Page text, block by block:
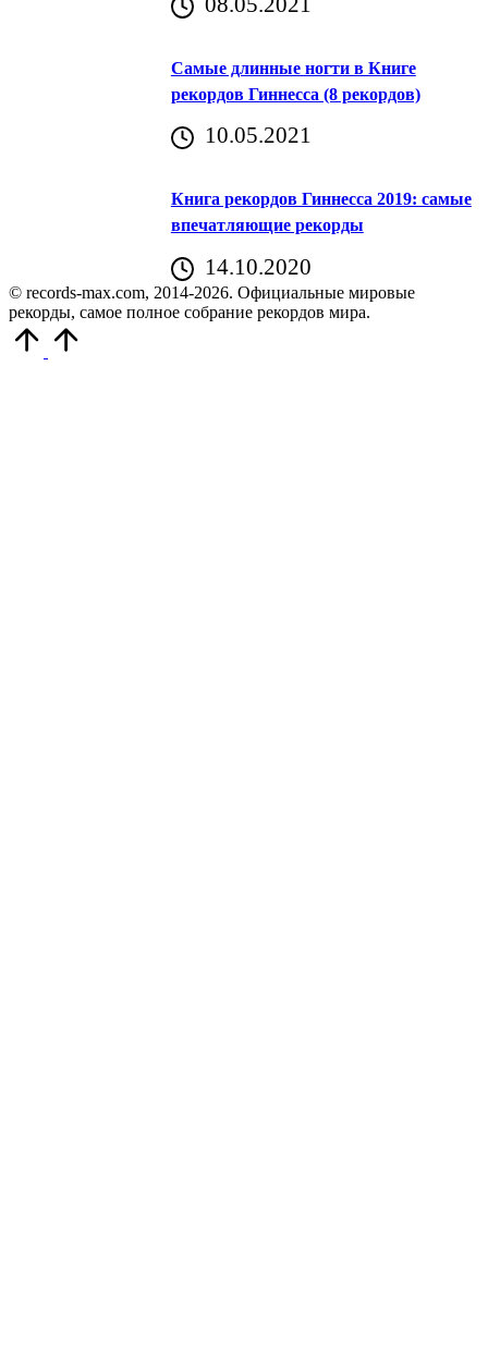
Самые длинные ногти в Книге
рекордов Гиннесса (8 рекордов)
10.05.2021
Книга рекордов Гиннесса 2019: самые
впечатляющие рекорды
14.10.2020
© records-max.com, 2014-2026. Официальные мировые
рекорды, самое полное собрание рекордов мира.